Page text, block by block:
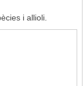
i allioli.